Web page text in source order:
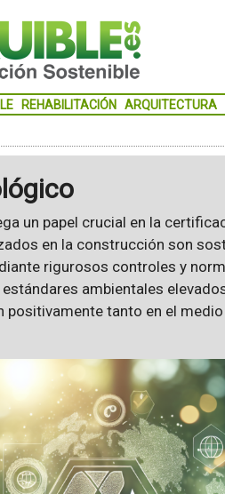
REHABILITACIÓN ARQUITECTURA
un papel crucial en la
en la construcción son
rigurosos controles y
ambientales
positivamente tanto en el